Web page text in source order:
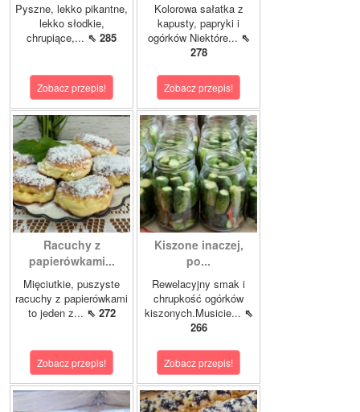
Pyszne, lekko pikantne,
lekko słodkie,
chrupiące,... ⇖ 285
Zobacz przepis!
Kolorowa sałatka z
kapusty, papryki i
ogórków Niektóre... ⇖
278
Zobacz przepis!
Racuchy z
papierówkami...
Mięciutkie, puszyste
racuchy z papierówkami
to jeden z... ⇖ 272
Zobacz przepis!
Kiszone inaczej,
po...
Rewelacyjny smak i
chrupkość ogórków
kiszonych.Musicie... ⇖
266
Zobacz przepis!